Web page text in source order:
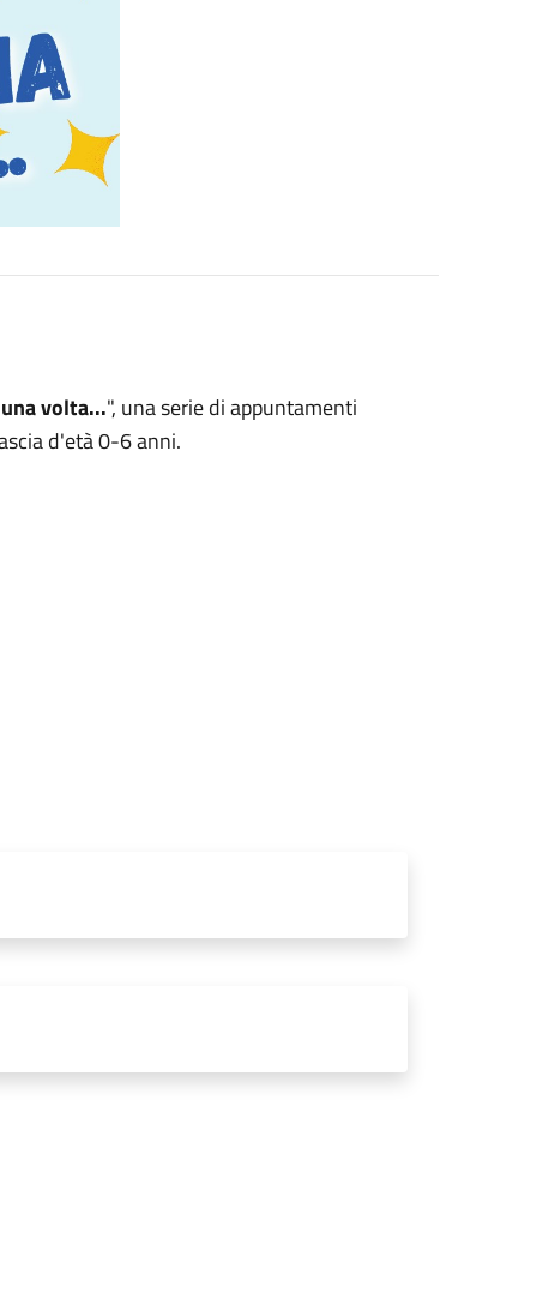
volta...", una serie di appuntamenti
d'età 0-6 anni.